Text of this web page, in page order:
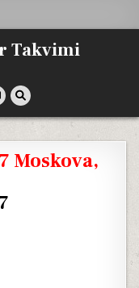
Takvimi
Moskova,